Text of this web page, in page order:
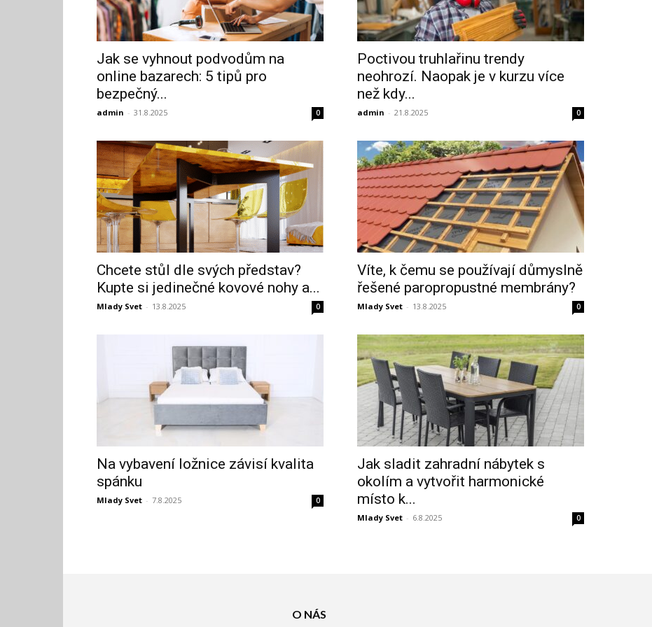
Jak se vyhnout podvodům na
online bazarech: 5 tipů pro
bezpečný...
admin - 31.8.2025 0
Poctivou truhlařinu trendy
neohrozí. Naopak je v kurzu více
než kdy...
admin - 21.8.2025 0
Chcete stůl dle svých představ?
Kupte si jedinečné kovové nohy a...
Mlady Svet - 13.8.2025 0
Víte, k čemu se používají důmyslně
řešené paropropustné membrány?
Mlady Svet - 13.8.2025 0
Na vybavení ložnice závisí kvalita
spánku
Mlady Svet - 7.8.2025 0
Jak sladit zahradní nábytek s
okolím a vytvořit harmonické
místo k...
Mlady Svet - 6.8.2025 0
O NÁS